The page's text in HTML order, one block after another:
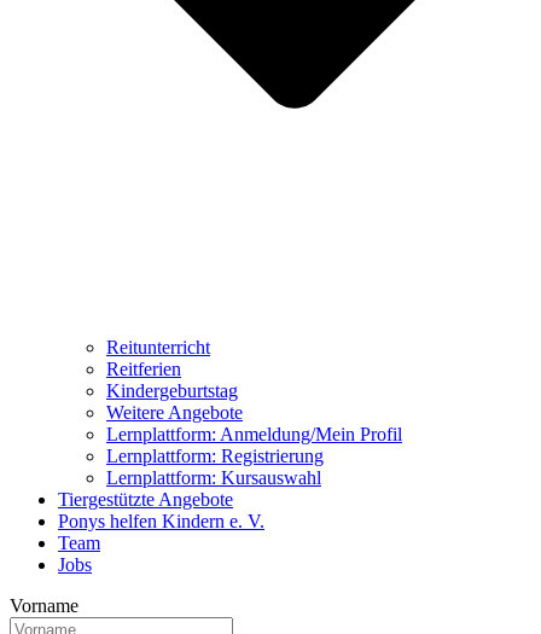
Reitunterricht
Reitferien
Kindergeburtstag
Weitere Angebote
Lernplattform: Anmeldung/Mein Profil
Lernplattform: Registrierung
Lernplattform: Kursauswahl
Tiergestützte Angebote
Ponys helfen Kindern e. V.
Team
Jobs
Vorname